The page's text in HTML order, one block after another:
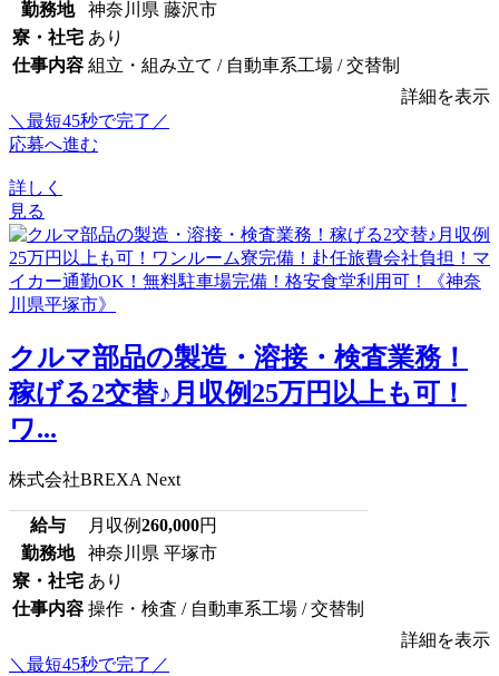
勤務地
神奈川県 藤沢市
寮・社宅 あり
仕事内容 組立・組み立て / 自動車系工場 / 交替制
詳細を表示
＼最短45秒で完了／
応募へ進む
詳しく
見る
クルマ部品の製造・溶接・検査業務！
稼げる2交替♪月収例25万円以上も可！
ワ...
株式会社BREXA Next
給与 月収例260,000円
勤務地
神奈川県 平塚市
寮・社宅 あり
仕事内容 操作・検査 / 自動車系工場 / 交替制
詳細を表示
＼最短45秒で完了／